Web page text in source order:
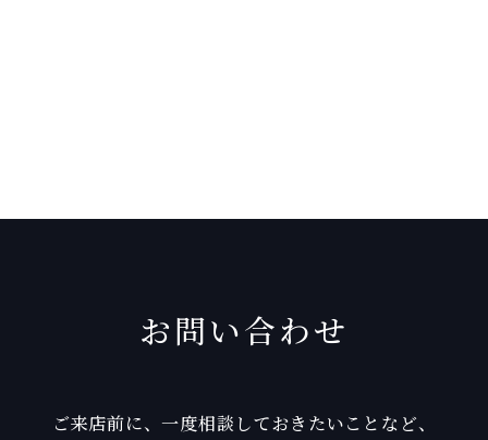
お問い合わせ
ご来店前に、一度相談しておきたいことなど、